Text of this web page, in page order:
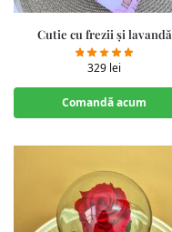
Cutie cu frezii și lavandă
329 lei
Comandă acum